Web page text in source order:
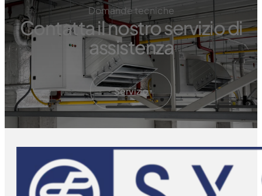
Domande tecniche
Contatta il nostro servizio di
assistenza
Servizio